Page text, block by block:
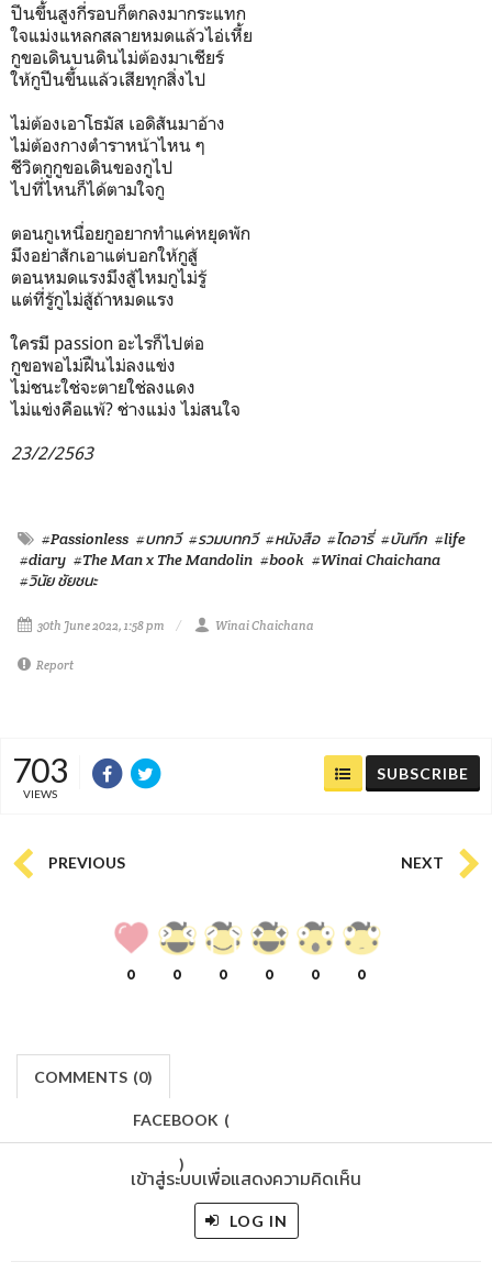
ปีนขึ้นสูงกี่รอบก็ตกลงมากระแทก
ใจแม่งแหลกสลายหมดแล้วไอ่เหี้ย
กูขอเดินบนดินไม่ต้องมาเชียร์
ให้กูปีนขึ้นแล้วเสียทุกสิ่งไป
ไม่ต้องเอาโธมัส เอดิสันมาอ้าง
ไม่ต้องกางตำราหน้าไหน ๆ
ชีวิตกูกูขอเดินของกูไป
ไปที่ไหนก็ได้ตามใจกู
ตอนกูเหนื่อยกูอยากทำแค่หยุดพัก
มึงอย่าสักเอาแต่บอกให้กูสู้
ตอนหมดแรงมึงสู้ไหมกูไม่รู้
แต่ที่รู้กูไม่สู้ถ้าหมดแรง
ใครมี passion อะไรก็ไปต่อ
กูขอพอไม่ฝืนไม่ลงแข่ง
ไม่ชนะใช่จะตายใช่ลงแดง
ไม่แข่งคือแพ้? ช่างแม่ง ไม่สนใจ
23/2/2563
#Passionless #บทกวี #รวมบทกวี #หนังสือ #ไดอารี่ #บันทึก #life
#diary #The Man x The Mandolin #book #Winai Chaichana
#วินัย ชัยชนะ
30th June 2022, 1:58 pm Winai Chaichana
Report
703
VIEWS
SUBSCRIBE
PREVIOUS NEXT
0 0 0 0 0 0
COMMENTS (0)
FACEBOOK (
)
เข้าสู่ระบบเพื่อแสดงความคิดเห็น
LOG IN